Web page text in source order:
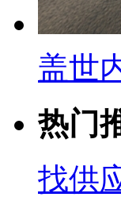
盖世
热门
找供